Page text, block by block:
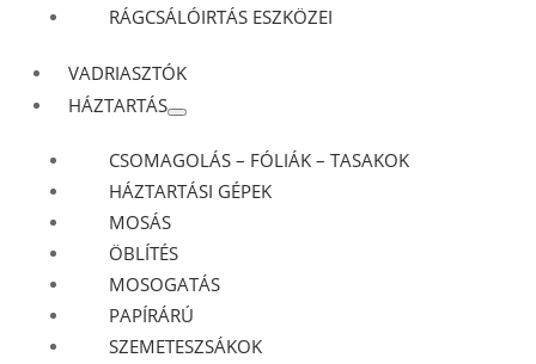
RÁGCSÁLÓIRTÁS ESZKÖZEI
VADRIASZTÓK
HÁZTARTÁS
CSOMAGOLÁS – FÓLIÁK – TASAKOK
HÁZTARTÁSI GÉPEK
MOSÁS
ÖBLÍTÉS
MOSOGATÁS
PAPÍRÁRÚ
SZEMETESZSÁKOK